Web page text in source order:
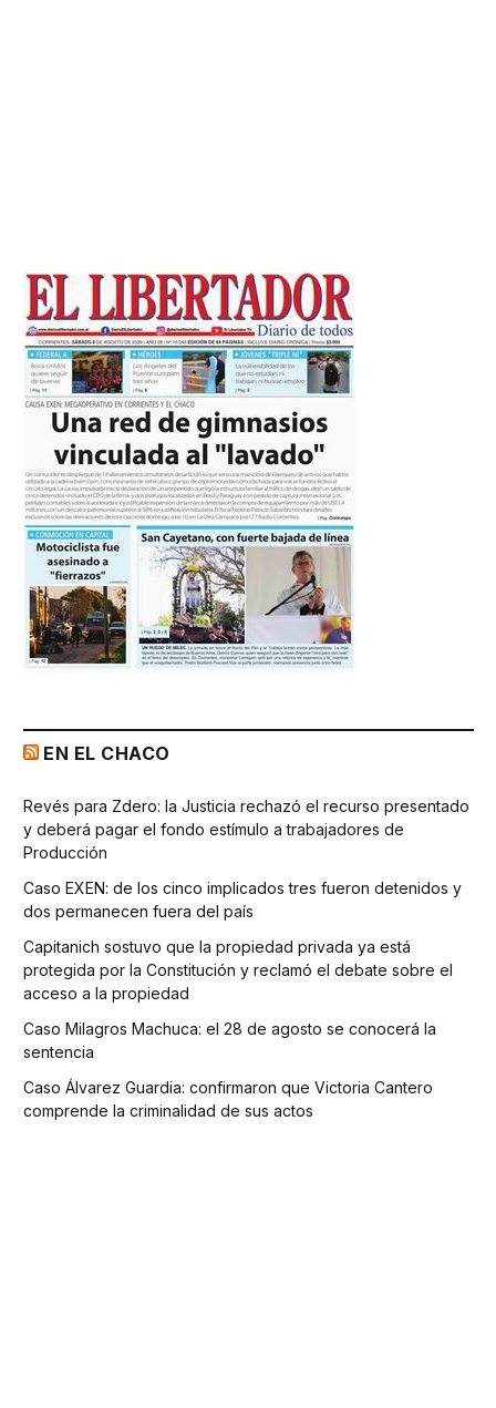
EN EL CHACO
Revés para Zdero: la Justicia rechazó el recurso presentado
y deberá pagar el fondo estímulo a trabajadores de
Producción
Caso EXEN: de los cinco implicados tres fueron detenidos y
dos permanecen fuera del país
Capitanich sostuvo que la propiedad privada ya está
protegida por la Constitución y reclamó el debate sobre el
acceso a la propiedad
Caso Milagros Machuca: el 28 de agosto se conocerá la
sentencia
Caso Álvarez Guardia: confirmaron que Victoria Cantero
comprende la criminalidad de sus actos